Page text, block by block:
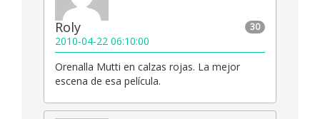
30
Roly
2010-04-22 06:10:00
Orenalla Mutti en calzas rojas. La mejor
escena de esa película.